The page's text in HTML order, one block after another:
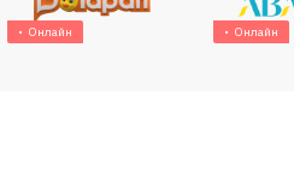
Онлайн Онлайн